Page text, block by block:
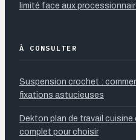
limité face aux
À CONSULTER
Suspension crochet :
fixations astucieuses
Dekton plan de travail cuisine
complet pour choisir